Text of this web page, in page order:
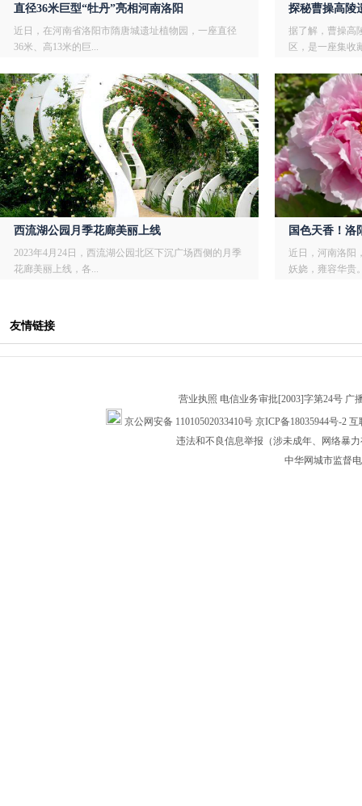
直径36米巨型“牡丹”亮相河南洛阳
近日，在河南省洛阳市隋唐城遗址植物园，一座直径
36米、高13米的巨...
探秘曹操高陵
据了解，曹操高
区，是一座集收
西流湖公园月季花廊美丽上线
2023年4月24日，西流湖公园北区下沉广场西侧的月季
花廊美丽上线，各...
国色天香！洛
近日，河南洛阳
妖娆，雍容华贵
友情链接
营业执照 电信业务审批[2003]字第24号 广
京公网安备 11010502033410号 京ICP备18035944号-2 互
违法和不良信息举报（涉未成年、网络暴
中华网城市监督